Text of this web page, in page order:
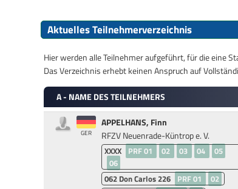
Aktuelles Teilnehmerverzeichnis
Hier werden alle Teilnehmer aufgeführt, für die eine
Das Verzeichnis erhebt keinen Anspruch auf
A - NAME DES TEILNEHMERS
GER
APPELHANS, Finn
RFZV Neuenrade-Küntrop e. V.
XXXX PRF 01 02 03 04
05
06
062 Don Carlos 226 PRF 01
02